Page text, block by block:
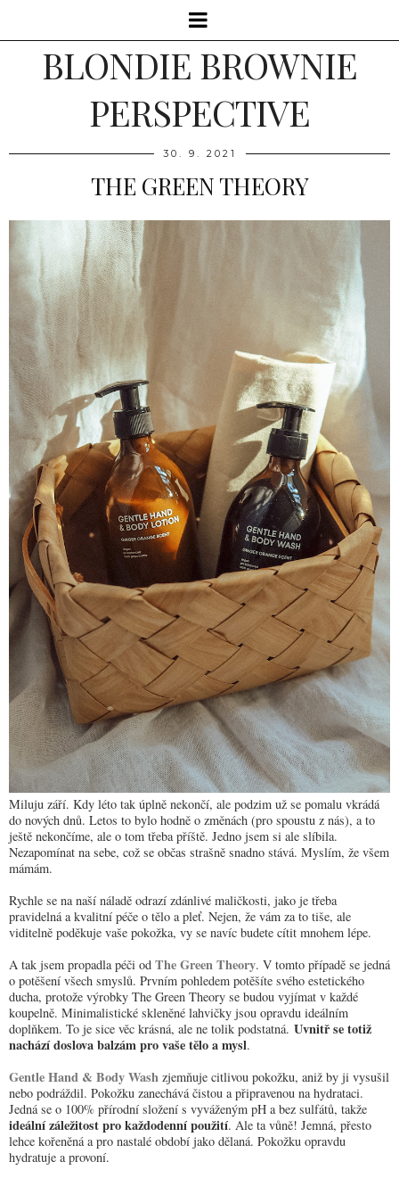
BLONDIE BROWNIE
PERSPECTIVE
30. 9. 2021
THE GREEN THEORY
Miluju září. Kdy léto tak úplně nekončí, ale podzim už se pomalu vkrádá
do nových dnů. Letos to bylo hodně o změnách (pro spoustu z nás), a to
ještě nekončíme, ale o tom třeba příště. Jedno jsem si ale slíbila.
Nezapomínat na sebe, což se občas strašně snadno stává. Myslím, že všem
mámám.
Rychle se na naší náladě odrazí zdánlivé maličkosti, jako je třeba
pravidelná a kvalitní péče o tělo a pleť. Nejen, že vám za to tiše, ale
viditelně poděkuje vaše pokožka, vy se navíc budete cítit mnohem lépe.
A tak jsem propadla péči od The Green Theory. V tomto případě se jedná
o potěšení všech smyslů. Prvním pohledem potěšíte svého estetického
ducha, protože výrobky The Green Theory se budou vyjímat v každé
koupelně. Minimalistické skleněné lahvičky jsou opravdu ideálním
doplňkem. To je sice věc krásná, ale ne tolik podstatná. Uvnitř se totiž
nachází doslova balzám pro vaše tělo a mysl.
Gentle Hand & Body Wash zjemňuje citlivou pokožku, aniž by ji vysušil
nebo podráždil. Pokožku zanechává čistou a připravenou na hydrataci.
Jedná se o 100% přírodní složení s vyváženým pH a bez sulfátů, takže
ideální záležitost pro každodenní použití. Ale ta vůně! Jemná, přesto
lehce kořeněná a pro nastalé období jako dělaná. Pokožku opravdu
hydratuje a provoní.